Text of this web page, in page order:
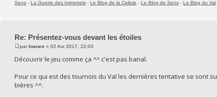
Sens - La Guerre des Immortels - Le Blog de la Cellule - Le Blog de Sens - Le Blog du Val
Re: Présentez-vous devant les étoiles
parIoanes » 02 Avr 2017, 22:03
Découvrir le jeu comme ça ^^ c'est pas banal.
Pour ce qui est des tournois du Val les dernières tentative se sont
bières ^^.